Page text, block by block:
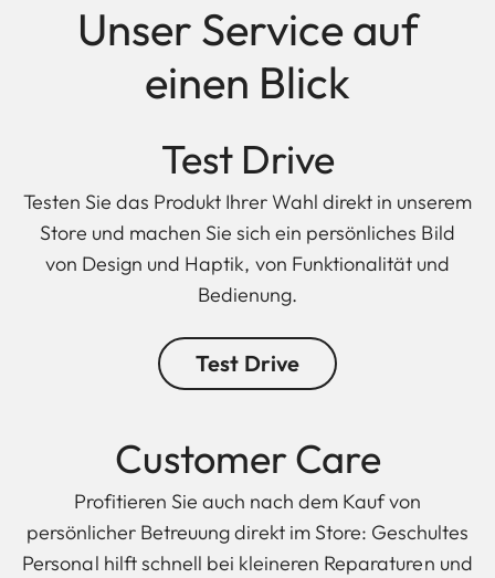
Unser Service auf
einen Blick
Test Drive
Testen Sie das Produkt Ihrer Wahl direkt in unserem
Store und machen Sie sich ein persönliches Bild
von Design und Haptik, von Funktionalität und
Bedienung.
Test Drive
Customer Care
Profitieren Sie auch nach dem Kauf von
persönlicher Betreuung direkt im Store: Geschultes
Personal hilft schnell bei kleineren Reparaturen und